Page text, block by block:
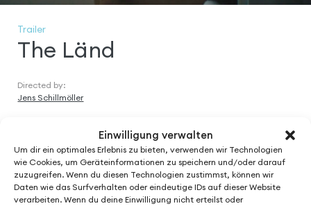
Einwilligung verwalten
Um dir ein optimales Erlebnis zu bieten, verwenden wir Technologien
wie Cookies, um Geräteinformationen zu speichern und/oder darauf
zuzugreifen. Wenn du diesen Technologien zustimmst, können wir
Daten wie das Surfverhalten oder eindeutige IDs auf dieser Website
verarbeiten. Wenn du deine Einwilligung nicht erteilst oder
Trailer
The Länd
Directed by:
Jens Schillmöller